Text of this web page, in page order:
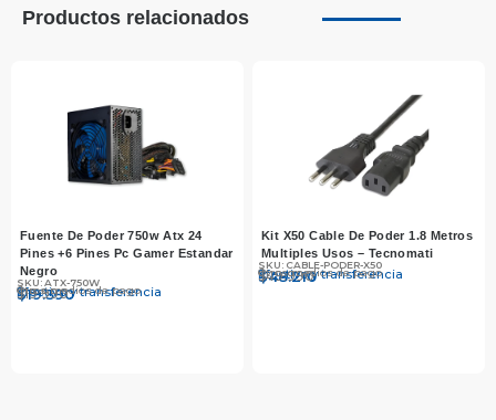
Productos relacionados
Fuente De Poder 750w Atx 24
Pines +6 Pines Pc Gamer Estandar
Negro
SKU: ATX-750W
$19.390
Efectivo y transferencia
$19.990
Otros medios de pago
Kit X50 Cable De Poder 1.8 Metros
Multiples Usos – Tecnomati
SKU: CABLE-PODER-X50
$48.210
Efectivo y transferencia
$49.990
Otros medios de pago